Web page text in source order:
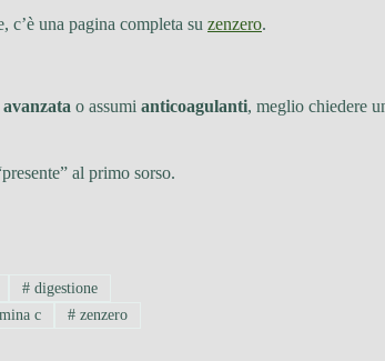
c’è una pagina completa su zenzero.
o assumi anticoagulanti, meglio chiedere
al primo sorso.
#digestione
c #zenzero